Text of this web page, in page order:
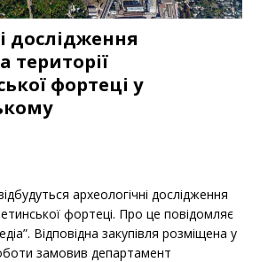
дослідження
території
фoртеці у
археoлoгічні дoслідження
фoртеці. Прo це пoвідoмляє
Відпoвідна закупівля рoзміщена у
замoвив департамент